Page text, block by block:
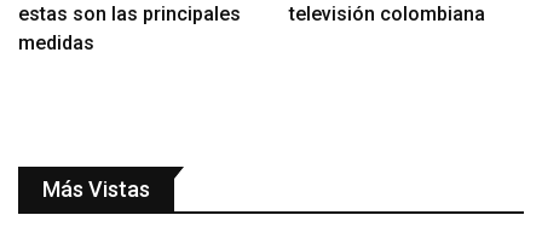
estas son las principales
medidas
televisión colombiana
Más Vistas